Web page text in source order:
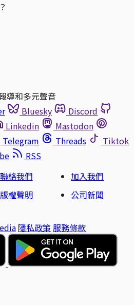
導和多元聲音
Bluesky
Discord
Linkedin
Mastodon
Telegram Threads
Tiktok
RSS
聯絡我們
加入我們
版權聲明
公司新聞
隱私政策 服務條款